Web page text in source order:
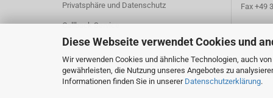
Diese Webseite verwendet Cookies und
Wir verwenden Cookies und ähnliche Technologien, auch
gewährleisten, die Nutzung unseres Angebotes zu
Informationen finden Sie in unserer Datenschutzerklärung.
Privatsphäre und Datenschutz
Callback Service
Cookie Einstellungen
Fax +49